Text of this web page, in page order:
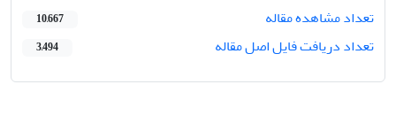
تعداد مشاهده مقاله
10,667
تعداد دریافت فایل اصل مقاله 3,494